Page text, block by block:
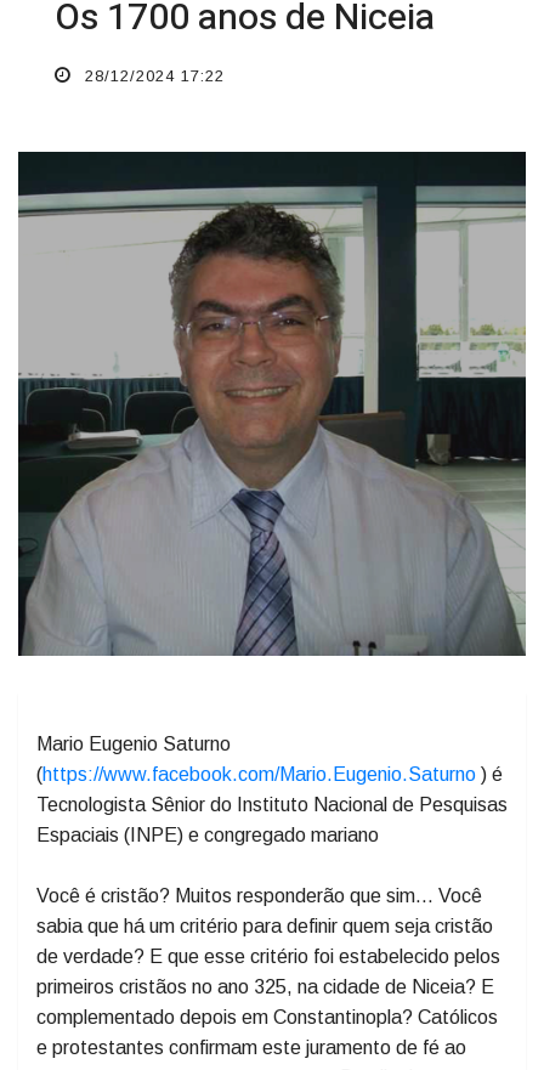
Mario Eugenio Saturno
Tecnologista Sênior do Instituto Nacional de Pesquisas
Espaciais (INPE) e congregado mariano
Você é cristão? Muitos responderão que sim... Você
sabia que há um critério para definir quem seja cristão
de verdade? E que esse critério foi estabelecido pelos